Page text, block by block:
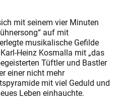
mit seinem vier Minuten
auf mit
musikalische Gefilde
Heinz Kosmalla mit „das
Tüftler und Bastler
einer nicht mehr
mit viel Geduld und
Leben einhauchte.